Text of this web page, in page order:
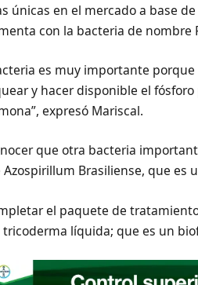
únicas en el mercado a base
con la bacteria de nombre
es muy importante
y hacer disponible el
expresó Mariscal.
que otra bacteria
Azospirillum Brasiliense, que es
el paquete de
tricoderma líquida; que es un